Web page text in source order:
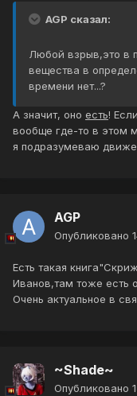
AGP сказал:
Любой взрыв,это в
вещества в
времени нет...?
А значит, оно есть!
вообще где-то в этом
я подразумеваю
AGP
Опубликовано
Есть такая
Иванов,там тоже есть
Очень актуальное в
~Shade~
Опубликовано